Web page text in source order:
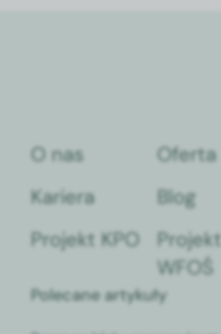
O nas Oferta
Kariera
Blog
Projekt KPO
Projekt
WFOŚ
Polecane artykuły